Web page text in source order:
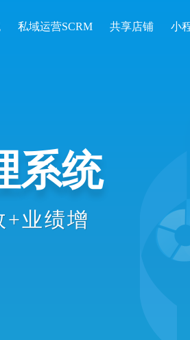
私域运营SCRM 共享店铺 小
、会
智化